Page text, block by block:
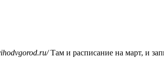
Там и расписание на март, и